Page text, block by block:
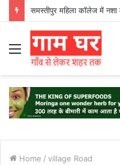
समस्तीपुर महिला कॉलेज में नशा
Menu
Home / village Road